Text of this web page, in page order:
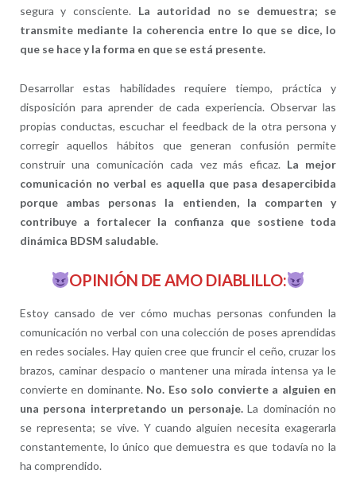
segura y consciente. La autoridad no se demuestra; se
transmite mediante la coherencia entre lo que se dice, lo
que se hace y la forma en que se está presente.
Desarrollar estas habilidades requiere tiempo, práctica y
disposición para aprender de cada experiencia. Observar las
propias conductas, escuchar el feedback de la otra persona y
corregir aquellos hábitos que generan confusión permite
construir una comunicación cada vez más eficaz. La mejor
comunicación no verbal es aquella que pasa desapercibida
porque ambas personas la entienden, la comparten y
contribuye a fortalecer la confianza que sostiene toda
dinámica BDSM saludable.
OPINIÓN DE AMO DIABLILLO:
Estoy cansado de ver cómo muchas personas confunden la
comunicación no verbal con una colección de poses aprendidas
en redes sociales. Hay quien cree que fruncir el ceño, cruzar los
brazos, caminar despacio o mantener una mirada intensa ya le
convierte en dominante. No. Eso solo convierte a alguien en
una persona interpretando un personaje.La dominación no
se representa; se vive. Y cuando alguien necesita exagerarla
constantemente, lo único que demuestra es que todavía no la
ha comprendido.